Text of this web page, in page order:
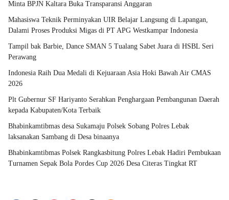
Minta BPJN Kaltara Buka Transparansi Anggaran
Mahasiswa Teknik Perminyakan UIR Belajar Langsung di Lapangan,
Dalami Proses Produksi Migas di PT APG Westkampar Indonesia
Tampil bak Barbie, Dance SMAN 5 Tualang Sabet Juara di HSBL Seri
Perawang
Indonesia Raih Dua Medali di Kejuaraan Asia Hoki Bawah Air CMAS
2026
Plt Gubernur SF Hariyanto Serahkan Penghargaan Pembangunan Daerah
kepada Kabupaten/Kota Terbaik
Bhabinkamtibmas desa Sukamaju Polsek Sobang Polres Lebak
laksanakan Sambang di Desa binaanya
Bhabinkamtibmas Polsek Rangkasbitung Polres Lebak Hadiri Pembukaan
Turnamen Sepak Bola Pordes Cup 2026 Desa Citeras Tingkat RT